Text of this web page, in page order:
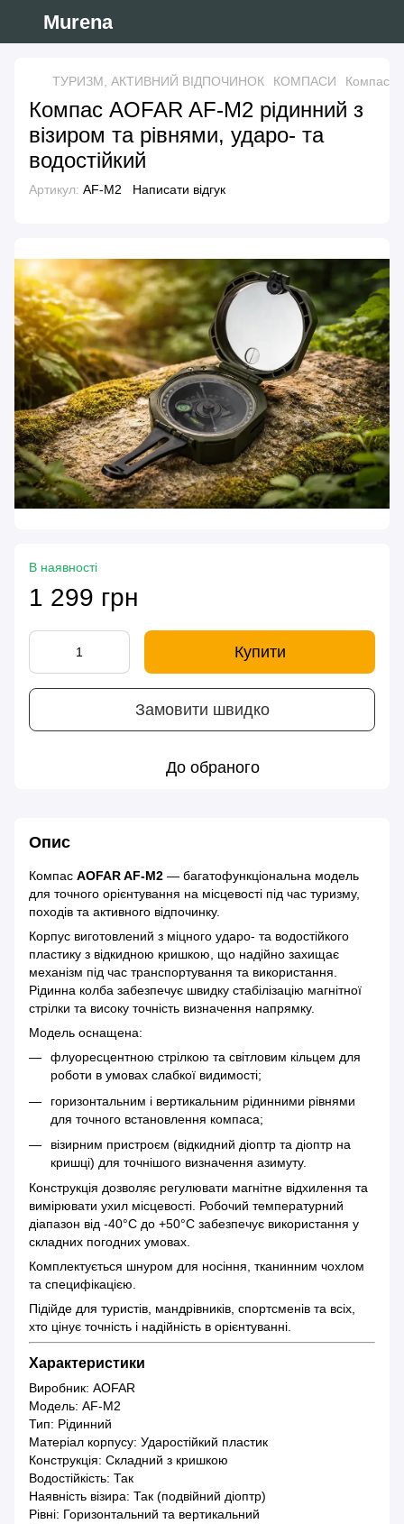
Murena
ТУРИЗМ, АКТИВНИЙ ВІДПОЧИНОК КОМПАСИ Компас
Компас AOFAR AF-M2 рідинний з
візиром та рівнями, ударо- та
водостійкий
Артикул: AF-M2 Написати відгук
В наявності
1 299 грн
Купити
Замовити швидко
До обраного
Опис
Компас AOFAR AF-M2 — багатофункціональна модель
для точного орієнтування на місцевості під час туризму,
походів та активного відпочинку.
Корпус виготовлений з міцного ударо- та водостійкого
пластику з відкидною кришкою, що надійно захищає
механізм під час транспортування та використання.
Рідинна колба забезпечує швидку стабілізацію магнітної
стрілки та високу точність визначення напрямку.
Модель оснащена:
флуоресцентною стрілкою та світловим кільцем для
роботи в умовах слабкої видимості;
горизонтальним і вертикальним рідинними рівнями
для точного встановлення компаса;
візирним пристроєм (відкидний діоптр та діоптр на
кришці) для точнішого визначення азимуту.
Конструкція дозволяє регулювати магнітне відхилення та
вимірювати ухил місцевості. Робочий температурний
діапазон від -40°C до +50°C забезпечує використання у
складних погодних умовах.
Комплектується шнуром для носіння, тканинним чохлом
та специфікацією.
Підійде для туристів, мандрівників, спортсменів та всіх,
хто цінує точність і надійність в орієнтуванні.
Характеристики
Виробник: AOFAR
Модель: AF-M2
Тип: Рідинний
Матеріал корпусу: Ударостійкий пластик
Конструкція: Складний з кришкою
Водостійкість: Так
Наявність візира: Так (подвійний діоптр)
Рівні: Горизонтальний та вертикальний